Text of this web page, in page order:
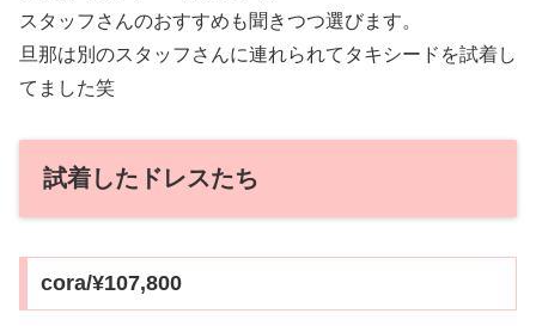
スタッフさんのおすすめも聞きつつ選びます。
旦那は別のスタッフさんに連れられてタキシードを試着し
てました笑
試着したドレスたち
cora/¥107,800